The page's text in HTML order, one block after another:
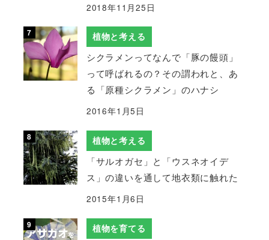
2018年11月25日
植物と考える
シクラメンってなんで「豚の饅頭」
って呼ばれるの？その謂われと、あ
る「原種シクラメン」のハナシ
2016年1月5日
植物と考える
「サルオガセ」と「ウスネオイデ
ス」の違いを通して地衣類に触れた
2015年1月6日
植物を育てる